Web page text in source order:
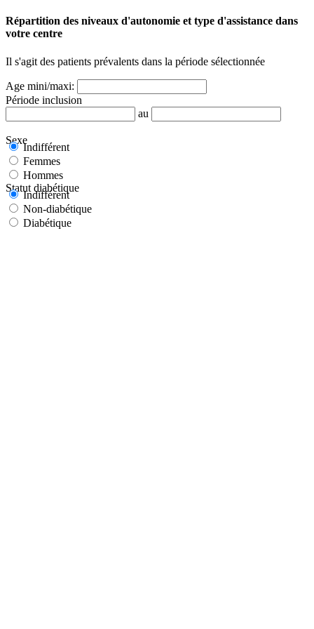
Répartition des niveaux d'autonomie et type d'assistance dans
votre centre
Il s'agit des patients prévalents dans la période sélectionnée
Age mini/maxi:
Période inclusion
au
Sexe
Indifférent
Femmes
Hommes
Statut diabétique
Indifférent
Non-diabétique
Diabétique